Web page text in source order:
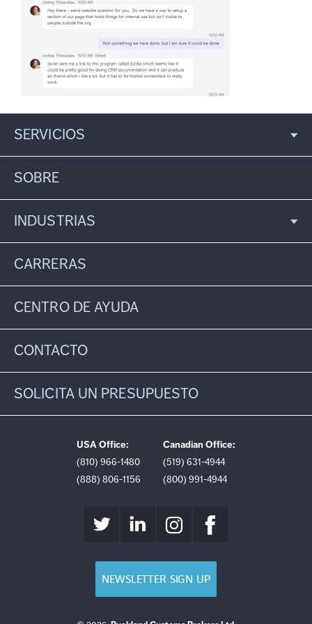
SERVICIOS
SOBRE
INDUSTRIAS
CARRERAS
CENTRO DE AYUDA
CONTACTO
SOLICITA UN PRESUPUESTO
USA Office:
(810) 966-1480
(888) 806-1156
Canadian Office:
(519) 631-4944
(800) 991-4944
NEWSLETTER SIGN UP